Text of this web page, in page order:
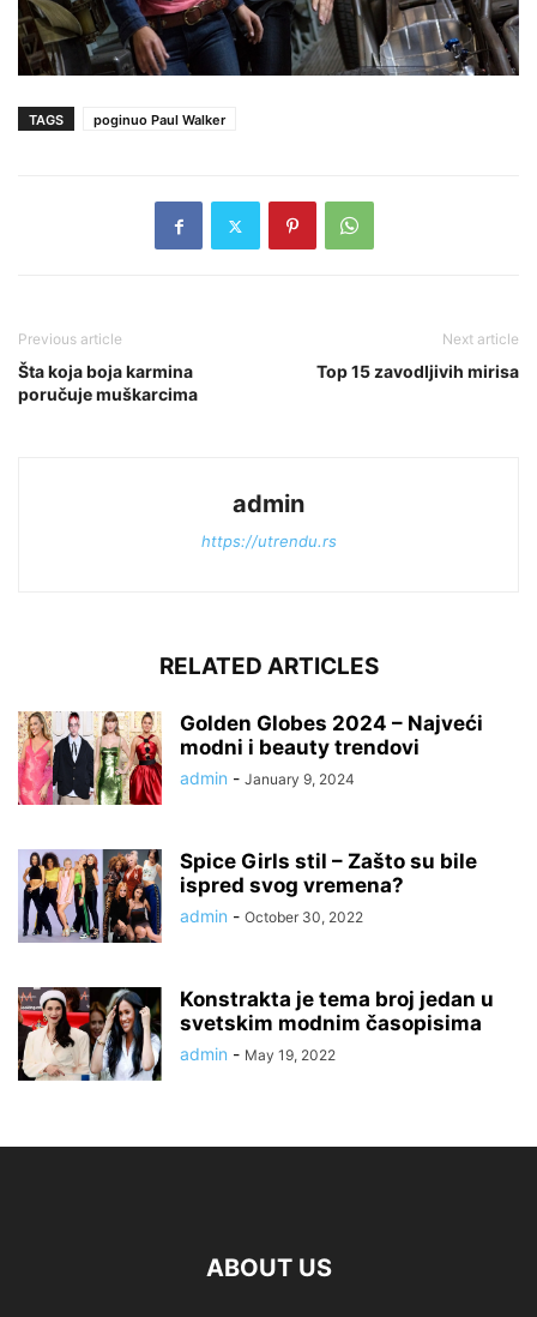
TAGS poginuo Paul Walker
Previous article
Šta koja boja karmina
poručuje muškarcima
Next article
Top 15 zavodljivih mirisa
admin
https://utrendu.rs
RELATED ARTICLES
Golden Globes 2024 – Najveći
modni i beauty trendovi
admin - January 9, 2024
Spice Girls stil – Zašto su bile
ispred svog vremena?
admin - October 30, 2022
Konstrakta je tema broj jedan u
svetskim modnim časopisima
admin - May 19, 2022
ABOUT US